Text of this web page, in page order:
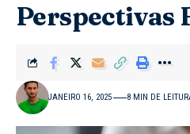
Perspectivas
JANEIRO 16, 2025 8 MIN DE